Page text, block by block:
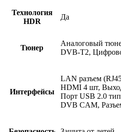
Технология
HDR
Да
Тюнер
Аналоговый
DVB-T2,
Интерфейсы
LAN разъем
HDMI 4 шт,
Порт USB 2.0
DVB CAM,